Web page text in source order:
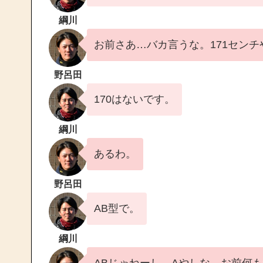
綱川
野呂田
お前さあ…バカ言うな。171センチ
綱川
170はないです。
野呂田
あるわ。
綱川
AB型で。